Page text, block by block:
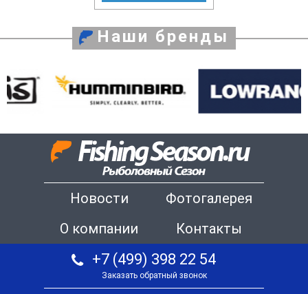
Наши бренды
Новости
Фотогалерея
О компании
Контакты
+7 (499) 398 22 54
Заказать обратный звонок